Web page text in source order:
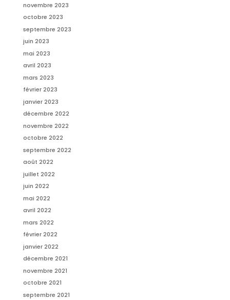
novembre 2023
octobre 2023
septembre 2023
juin 2023
mai 2023
avril 2023
mars 2023
février 2023
janvier 2023
décembre 2022
novembre 2022
octobre 2022
septembre 2022
août 2022
juillet 2022
juin 2022
mai 2022
avril 2022
mars 2022
février 2022
janvier 2022
décembre 2021
novembre 2021
octobre 2021
septembre 2021